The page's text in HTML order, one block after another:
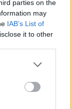
parties on the
may
IAB’s List of
it to other
more Google
may click to
party tags to
below Google
egyik
az origo. Az
szájjal focistáik
hogy
kormány
Orbán-